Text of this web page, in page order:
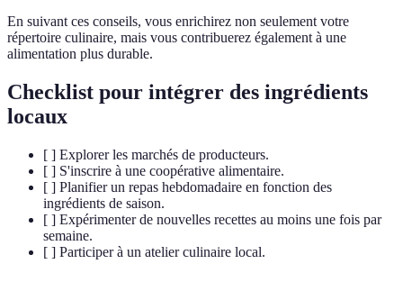
En suivant ces conseils, vous enrichirez non seulement votre
répertoire culinaire, mais vous contribuerez également à une
alimentation plus durable.
Checklist pour intégrer des ingrédients
locaux
[ ] Explorer les marchés de producteurs.
[ ] S'inscrire à une coopérative alimentaire.
[ ] Planifier un repas hebdomadaire en fonction des
ingrédients de saison.
[ ] Expérimenter de nouvelles recettes au moins une fois par
semaine.
[ ] Participer à un atelier culinaire local.